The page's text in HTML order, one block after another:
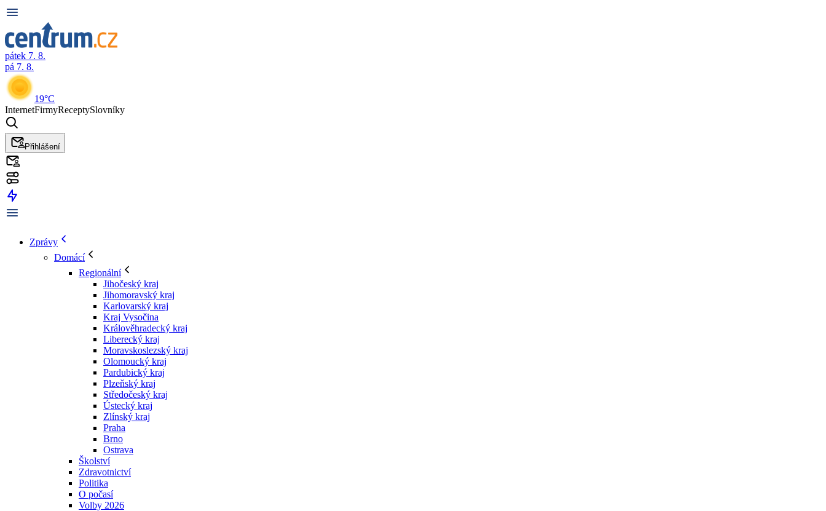
pátek 7. 8.
pá 7. 8.
19°C
InternetFirmyReceptySlovníky
Přihlášení
Zprávy
Domácí
Regionální
Jihočeský kraj
Jihomoravský kraj
Karlovarský kraj
Kraj Vysočina
Králověhradecký kraj
Liberecký kraj
Moravskoslezský kraj
Olomoucký kraj
Pardubický kraj
Plzeňský kraj
Středočeský kraj
Ústecký kraj
Zlínský kraj
Praha
Brno
Ostrava
Školství
Zdravotnictví
Politika
O počasí
Volby 2026